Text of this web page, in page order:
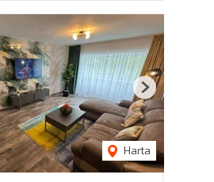
Harta
Next